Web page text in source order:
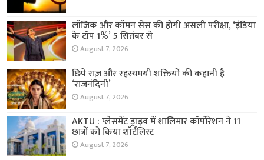
लॉजिक और कॉमन सेंस की होगी असली परीक्षा, ‘इंडिया
के टॉप 1%’ 5 सितंबर से
August 7, 2026
छिपे राज़ और रहस्यमयी शक्तियों की कहानी है
‘राजनंदिनी’
August 7, 2026
AKTU : प्लेसमेंट ड्राइव में शालिमार कॉर्पोरेशन ने 11
छात्रों को किया शॉर्टलिस्ट
August 7, 2026